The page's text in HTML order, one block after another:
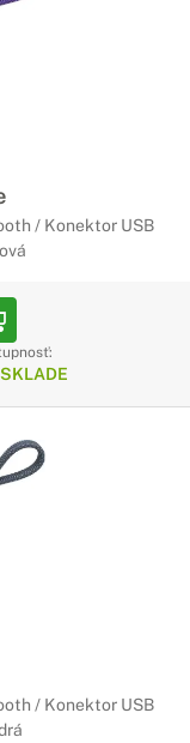
/ Konektor USB
/ Konektor USB